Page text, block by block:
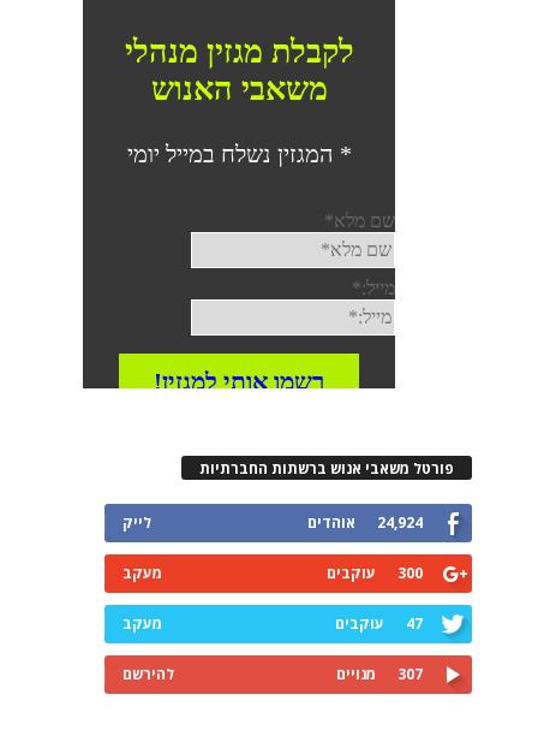
פורטל משאבי אנוש ברשתות החברתיות
24,924 אוהדים לייק
300 עוקבים מעקב
47 עוקבים מעקב
307 מנויים להירשם